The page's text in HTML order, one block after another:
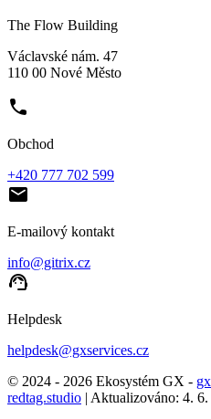
The Flow Building
Václavské nám. 47
110 00 Nové Město
phone
Obchod
+420 777 702 599
email
E-mailový kontakt
info@gitrix.cz
support_agent
Helpdesk
helpdesk@gxservices.cz
© 2024 - 2026 Ekosystém GX -
redtag.studio | Aktualizováno: 4.